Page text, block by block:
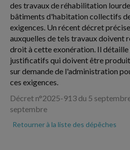
des travaux de réhabilitation
bâtiments d'habitation collectifs
exigences. Un récent décret
auxquelles de tels travaux doivent
droit à cette exonération. Il détaille
justificatifs qui doivent être
sur demande de l'administration
ces exigences.
Décret n°2025-913 du 5
septembre
Retourner à la liste des dépêches